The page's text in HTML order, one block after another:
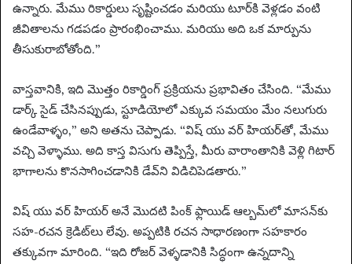
ఉన్నారు. మేము రికార్డులు సృష్టించడం మరియు టూర్‌కి వెళ్లడం వంటి
జీవితాలను గడపడం ప్రారంభించాము. మరియు అది ఒక మార్పును
తీసుకురాబోతోంది.”
వాస్తవానికి, ఇది మొత్తం రికార్డింగ్ ప్రక్రియను ప్రభావితం చేసింది. “మేము
డార్క్ సైడ్ చేసినప్పుడు, స్టూడియోలో ఎక్కువ సమయం మేం నలుగురు
ఉండేవాళ్ళం,” అని అతను చెప్పాడు. “విష్ యు వర్ హియర్‌తో, మేము
వచ్చి వెళ్ళాము. అది కాస్త విసుగు తెప్పిస్తే, మీరు వారాంతానికి వెళ్లి గిటార్
భాగాలను కొనసాగించడానికి డేవ్‌ని విడిచిపెడతారు.”
విష్ యు వర్ హియర్ అనే మొదటి పింక్ ఫ్లాయిడ్ ఆల్బమ్‌లో మాసన్‌కు
సహ-రచన క్రెడిట్‌లు లేవు. అప్పటికి రచన సాధారణంగా సహకారం
తక్కువగా మారింది. “ఇది రోజర్ వెళ్ళడానికి సిద్ధంగా ఉన్నదాన్ని